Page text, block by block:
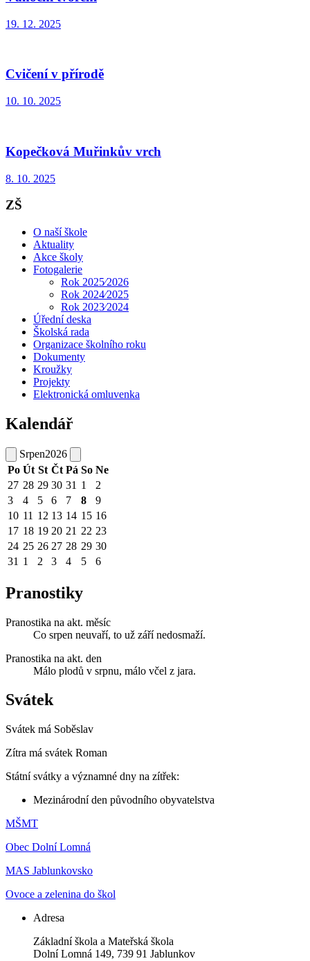
19. 12. 2025
Cvičení v přírodě
10. 10. 2025
Kopečková Muřinkův vrch
8. 10. 2025
ZŠ
O naší škole
Aktuality
Akce školy
Fotogalerie
Rok 2025⁄2026
Rok 2024⁄2025
Rok 2023⁄2024
Úřední deska
Školská rada
Organizace školního roku
Dokumenty
Kroužky
Projekty
Elektronická omluvenka
Kalendář
Srpen2026
Po Út St Čt Pá So Ne
27 28 29 30 31 1
2
3
4 5 6 7 8
9
10 11 12 13 14 15 16
17 18 19 20 21 22 23
24 25 26 27 28 29 30
31 1 2 3 4 5 6
Pranostiky
Pranostika na akt. měsíc
Co srpen neuvaří, to už září nedosmaží.
Pranostika na akt. den
Málo plodů v srpnu, málo včel z jara.
Svátek
Svátek má Soběslav
Zítra má svátek Roman
Státní svátky a významné dny na zítřek:
Mezinárodní den původního obyvatelstva
MŠMT
Obec Dolní Lomná
MAS Jablunkovsko
Ovoce a zelenina do škol
Adresa
Základní škola a Mateřská škola
Dolní Lomná 149, 739 91 Jablunkov